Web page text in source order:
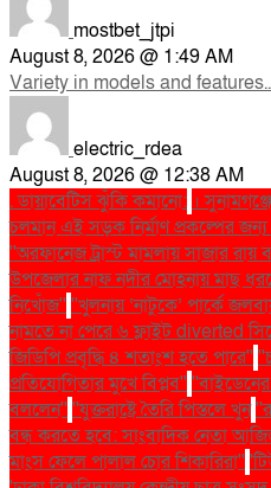
mostbet_jtpi
August 8, 2026 @ 1:49 AM
Variety in models and
electric_rdea
August 8, 2026 @ 12:38 AM
. ডায়াবেটিস ঝুঁকি কমানো: ।
চলমান এই সড়ক নির্মাণ প্রকল্পের
''অরফানেজ ট্রাস্ট মামলায় সাজার রায়
উপজেলার নাফ নদীর মোহনায় মাছ
নিখোঁজ'' ''খুলনায় ‘নাটুকে’ পার্কে
নামতে না পেরে ৬ ফ্লাইট diverted
জিডিপি প্রবৃদ্ধি ৪ শতাংশ হতে পারে''
প্রতিযোগিতার মুখে বিপ্লব''
বললেন'' ''যুক্তরাষ্ট্রে তৈরি পিস্তলে খুন
বন্ধ করতে হবে: সাংবাদিক নেতা
মাংস ফেলে পালাল চোর শিকারিরা''